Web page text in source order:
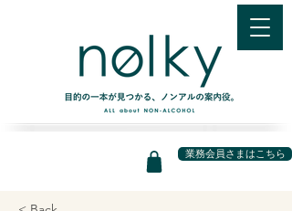
業務会員さまはこちら